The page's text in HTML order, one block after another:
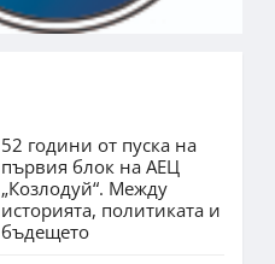
52 години от пуска на
първия блок на АЕЦ
„Козлодуй“. Между
историята, политиката и
бъдещето